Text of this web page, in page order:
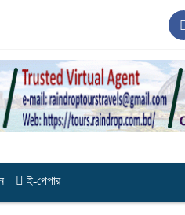
ই-পেপার